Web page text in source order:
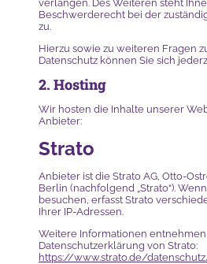
verlangen. Des Weiteren steht
Beschwerderecht bei der
zu.
Hierzu sowie zu weiteren Fragen
Datenschutz können Sie sich
2. Hosting
Wir hosten die Inhalte unserer
Anbieter:
Strato
Anbieter ist die Strato AG, Otto-
Berlin (nachfolgend „Strato“).
besuchen, erfasst Strato
Ihrer IP-Adressen.
Weitere Informationen
Datenschutzerklärung von Strato:
https://www.strato.de/